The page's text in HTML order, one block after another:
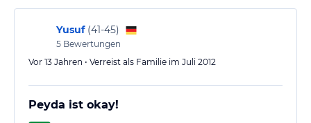
offen.Die Zimmern sind mit je Klima 1 Doppelbett
und 1 Einzelbett (BOXSPRINGBETTEN)…
Yusuf (41-45)
5 Bewertungen
Vor 13 Jahren • Verreist als Familie im Juli 2012
Peyda ist okay!